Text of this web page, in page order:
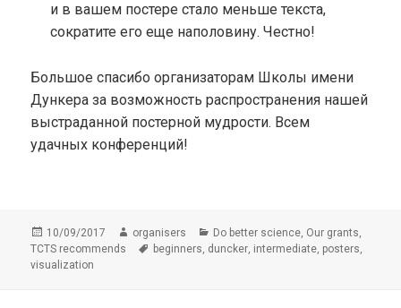
и в вашем постере стало меньше текста,
сократите его еще наполовину. Честно!
Большое спасибо организаторам Школы имени
Дункера за возможность распространения нашей
выстраданной постерной мудрости. Всем
удачных конференций!
Опубликовано
10/09/2017 Автор
organisers Рубрики
Do better science, Our grants,
TCTS recommends Метки
beginners, duncker, intermediate, posters,
visualization